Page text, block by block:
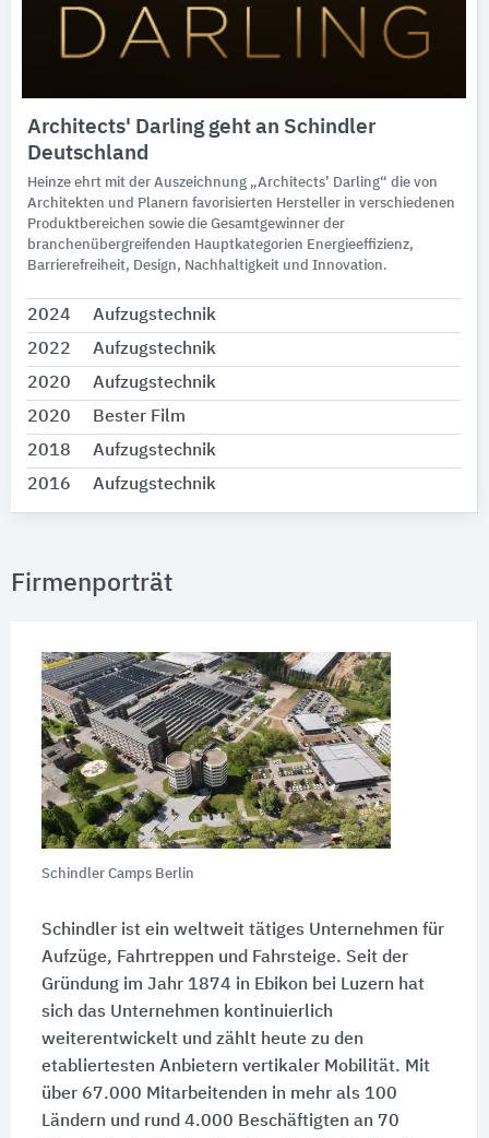
Architects' Darling geht an Schindler
Deutschland
Heinze ehrt mit der Auszeichnung „Architects’ Darling“ die von
Architekten und Planern favorisierten Hersteller in verschiedenen
Produktbereichen sowie die Gesamtgewinner der
branchenübergreifenden Hauptkategorien Energieeffizienz,
Barrierefreiheit, Design, Nachhaltigkeit und Innovation.
2024
Aufzugstechnik
2022
Aufzugstechnik
2020
Aufzugstechnik
2020
Bester Film
2018
Aufzugstechnik
2016
Aufzugstechnik
Firmenporträt
Schindler Camps Berlin
Schindler ist ein weltweit tätiges Unternehmen für
Aufzüge, Fahrtreppen und Fahrsteige. Seit der
Gründung im Jahr 1874 in Ebikon bei Luzern hat
sich das Unternehmen kontinuierlich
weiterentwickelt und zählt heute zu den
etabliertesten Anbietern vertikaler Mobilität. Mit
über 67.000 Mitarbeitenden in mehr als 100
Ländern und rund 4.000 Beschäftigten an 70